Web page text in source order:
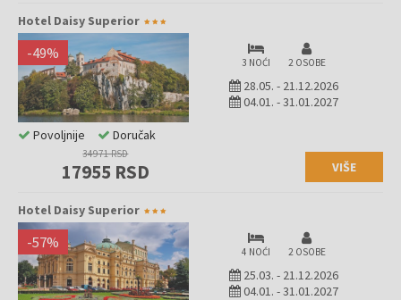
Hotel Daisy Superior
-49% 3 NOĆI 2 OSOBE
28.05. - 21.12.2026
04.01. -31.01.2027
34971 RSD
17955 RSD VIŠE
Povoljnije Doručak
Hotel Daisy Superior
-57% 4 NOĆI 2 OSOBE
25.03. - 21.12.2026
04.01. -31.01.2027